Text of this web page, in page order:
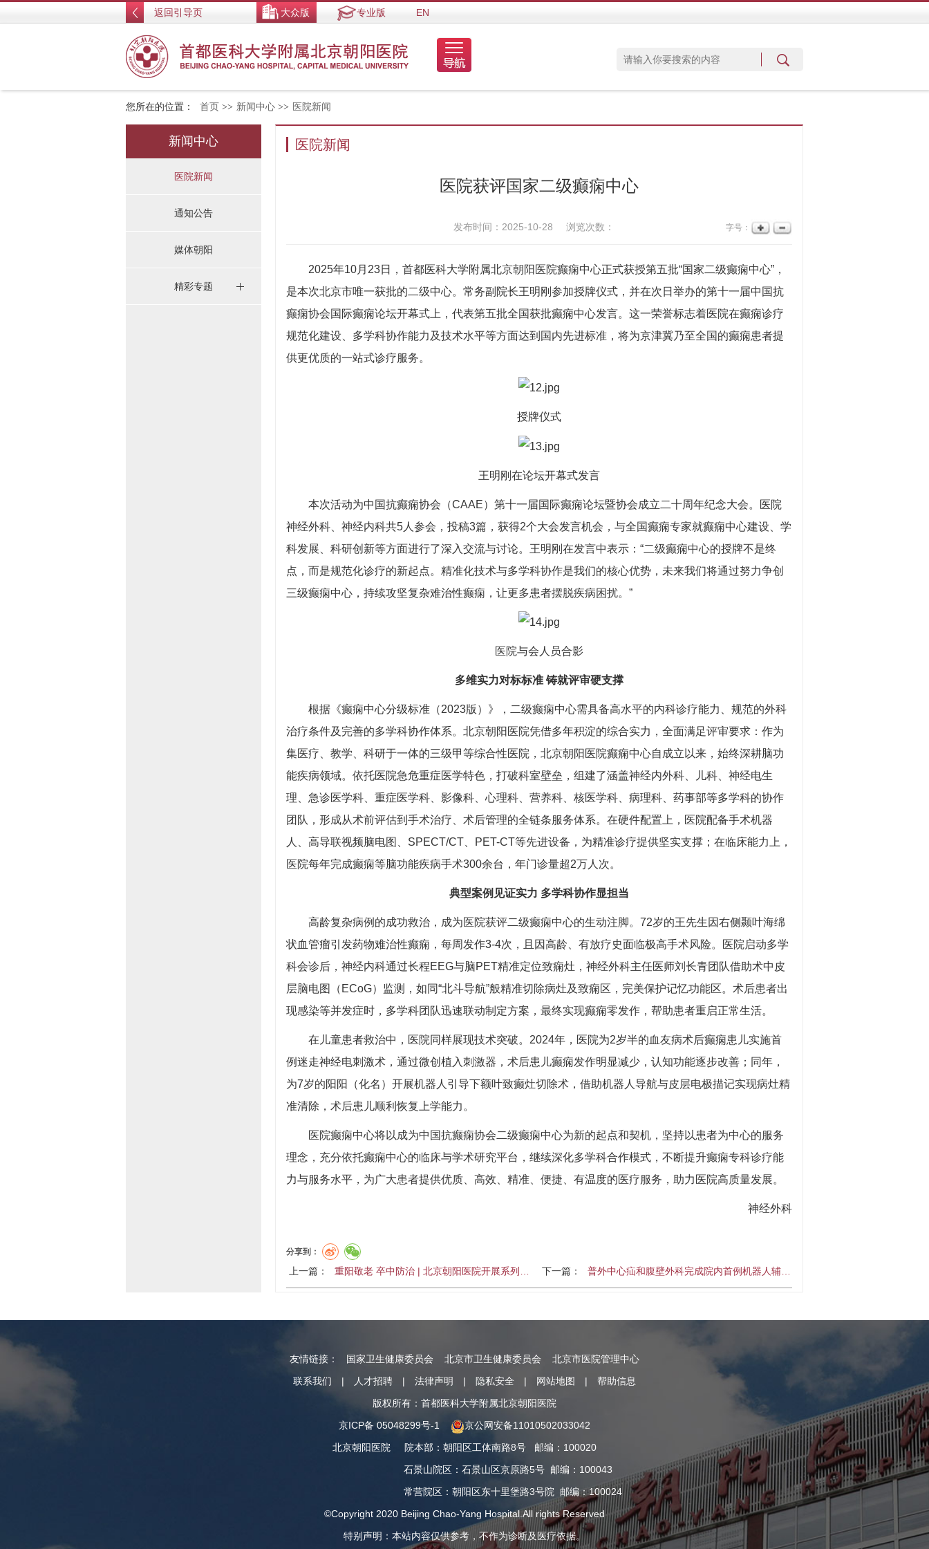
返回引导页 大众版 专业版 EN
您所在的位置： 首页 >> 新闻中心 >> 医院新闻
新闻中心
医院新闻
通知公告
媒体朝阳
精彩专题
医院新闻
医院获评国家二级癫痫中心
发布时间：2025-10-28 浏览次数： 字号：
2025年10月23日，首都医科大学附属北京朝阳医院癫痫中心正式获授第五批“国家二级癫痫中心”，
是本次北京市唯一获批的二级中心。常务副院长王明刚参加授牌仪式，并在次日举办的第十一届中国抗
癫痫协会国际癫痫论坛开幕式上，代表第五批全国获批癫痫中心发言。这一荣誉标志着医院在癫痫诊疗
规范化建设、多学科协作能力及技术水平等方面达到国内先进标准，将为京津冀乃至全国的癫痫患者提
供更优质的一站式诊疗服务。
授牌仪式
王明刚在论坛开幕式发言
本次活动为中国抗癫痫协会（CAAE）第十一届国际癫痫论坛暨协会成立二十周年纪念大会。医院
神经外科、神经内科共5人参会，投稿3篇，获得2个大会发言机会，与全国癫痫专家就癫痫中心建设、学
科发展、科研创新等方面进行了深入交流与讨论。王明刚在发言中表示：“二级癫痫中心的授牌不是终
点，而是规范化诊疗的新起点。精准化技术与多学科协作是我们的核心优势，未来我们将通过努力争创
三级癫痫中心，持续攻坚复杂难治性癫痫，让更多患者摆脱疾病困扰。”
医院与会人员合影
多维实力对标标准 铸就评审硬支撑
根据《癫痫中心分级标准（2023版）》，二级癫痫中心需具备高水平的内科诊疗能力、规范的外科
治疗条件及完善的多学科协作体系。北京朝阳医院凭借多年积淀的综合实力，全面满足评审要求：作为
集医疗、教学、科研于一体的三级甲等综合性医院，北京朝阳医院癫痫中心自成立以来，始终深耕脑功
能疾病领域。依托医院急危重症医学特色，打破科室壁垒，组建了涵盖神经内外科、儿科、神经电生
理、急诊医学科、重症医学科、影像科、心理科、营养科、核医学科、病理科、药事部等多学科的协作
团队，形成从术前评估到手术治疗、术后管理的全链条服务体系。在硬件配置上，医院配备手术机器
人、高导联视频脑电图、SPECT/CT、PET-CT等先进设备，为精准诊疗提供坚实支撑；在临床能力上，
医院每年完成癫痫等脑功能疾病手术300余台，年门诊量超2万人次。
典型案例见证实力 多学科协作显担当
高龄复杂病例的成功救治，成为医院获评二级癫痫中心的生动注脚。72岁的王先生因右侧颞叶海绵
状血管瘤引发药物难治性癫痫，每周发作3-4次，且因高龄、有放疗史面临极高手术风险。医院启动多学
科会诊后，神经内科通过长程EEG与脑PET精准定位致痫灶，神经外科主任医师刘长青团队借助术中皮
层脑电图（ECoG）监测，如同“北斗导航”般精准切除病灶及致痫区，完美保护记忆功能区。术后患者出
现感染等并发症时，多学科团队迅速联动制定方案，最终实现癫痫零发作，帮助患者重启正常生活。
在儿童患者救治中，医院同样展现技术突破。2024年，医院为2岁半的血友病术后癫痫患儿实施首
例迷走神经电刺激术，通过微创植入刺激器，术后患儿癫痫发作明显减少，认知功能逐步改善；同年，
为7岁的阳阳（化名）开展机器人引导下额叶致癫灶切除术，借助机器人导航与皮层电极描记实现病灶精
准清除，术后患儿顺利恢复上学能力。
医院癫痫中心将以成为中国抗癫痫协会二级癫痫中心为新的起点和契机，坚持以患者为中心的服务
理念，充分依托癫痫中心的临床与学术研究平台，继续深化多学科合作模式，不断提升癫痫专科诊疗能
力与服务水平，为广大患者提供优质、高效、精准、便捷、有温度的医疗服务，助力医院高质量发展。
神经外科
分享到：
上一篇： 重阳敬老 卒中防治 | 北京朝阳医院开展系列… 下一篇： 普外中心疝和腹壁外科完成院内首例机器人辅…
友情链接： 国家卫生健康委员会 北京市卫生健康委员会
北京市医院管理中心
联系我们
| 人才招聘 | 法律声明 | 隐私安全 | 网站地图 |
帮助信息
版权所有：首都医科大学附属北京朝阳医院
京ICP备 05048299号-1
京公网安备11010502033042
北京朝阳医院
院本部 ： 朝阳区工体南路8号 邮编：100020
石景山院区 ： 石景山区京原路5号 邮编：100043
常营院区 ： 朝阳区东十里堡路3号院 邮编：100024
©Copyright 2020 Beijing Chao-Yang Hospital.All rights Reserved
特别声明：本站内容仅供参考，不作为诊断及医疗依据。